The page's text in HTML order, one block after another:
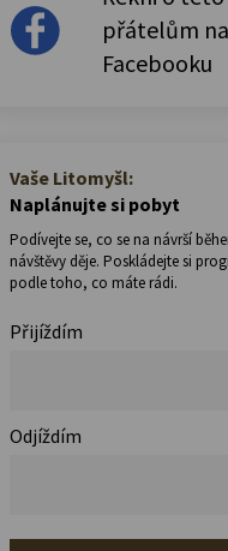
přátelům na
Facebooku
Vaše Litomyšl:
Naplánujte si pobyt
Podívejte se, co se na návrší
návštěvy děje. Poskládejte si
podle toho, co máte rádi.
Přijíždím
Odjíždím